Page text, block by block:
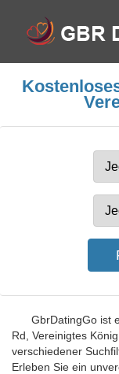
GbrDatingGo ist
Rd, Vereinigtes
verschiedener
Erleben Sie ein